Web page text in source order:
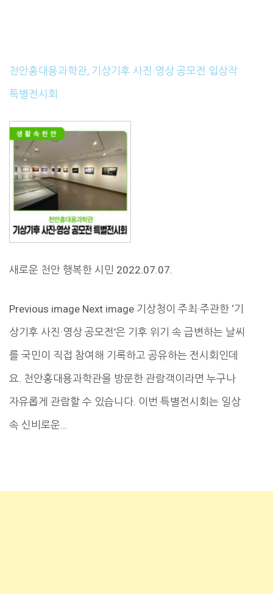
천안홍대용과학관, 기상기후 사진·영상 공모전 입상작
특별전시회
새로운 천안 행복한 시민 2022.07.07.
Previous image Next image 기상청이 주최·주관한 ‘기
상기후 사진·영상 공모전’은 기후 위기 속 급변하는 날씨
를 국민이 직접 참여해 기록하고 공유하는 전시회인데
요. 천안홍대용과학관을 방문한 관람객이라면 누구나
자유롭게 관람할 수 있습니다. 이번 특별전시회는 일상
속 신비로운…